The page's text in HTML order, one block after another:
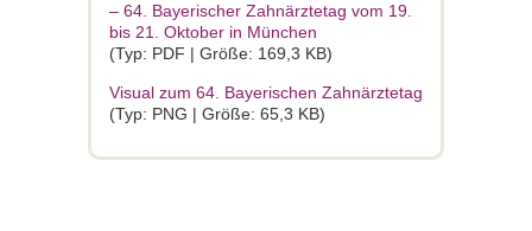
– 64. Bayerischer Zahnärztetag vom 19.
bis 21. Oktober in München
(Typ: PDF | Größe: 169,3 KB)
Visual zum 64. Bayerischen Zahnärztetag
(Typ: PNG | Größe: 65,3 KB)